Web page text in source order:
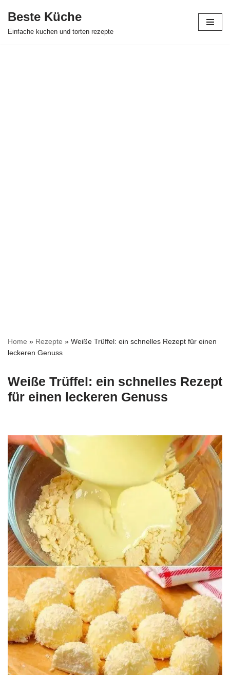
Zum
Beste Küche
Einfache kuchen und torten rezepte
Home » Rezepte » Weiße Trüffel: ein schnelles Rezept für einen
leckeren Genuss
Weiße Trüffel: ein schnelles Rezept
für einen leckeren Genuss